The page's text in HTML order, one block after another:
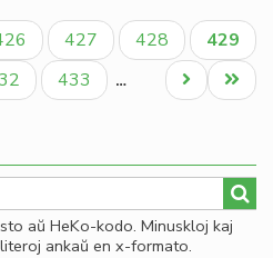
en
Paĝo
427 Paĝo
428
Aktuala
paĝo
429
Paĝo
433 …
Last
page
Next
page
aŭ HeKo-kodo. Minuskloj kaj
ankaŭ en x-formato.